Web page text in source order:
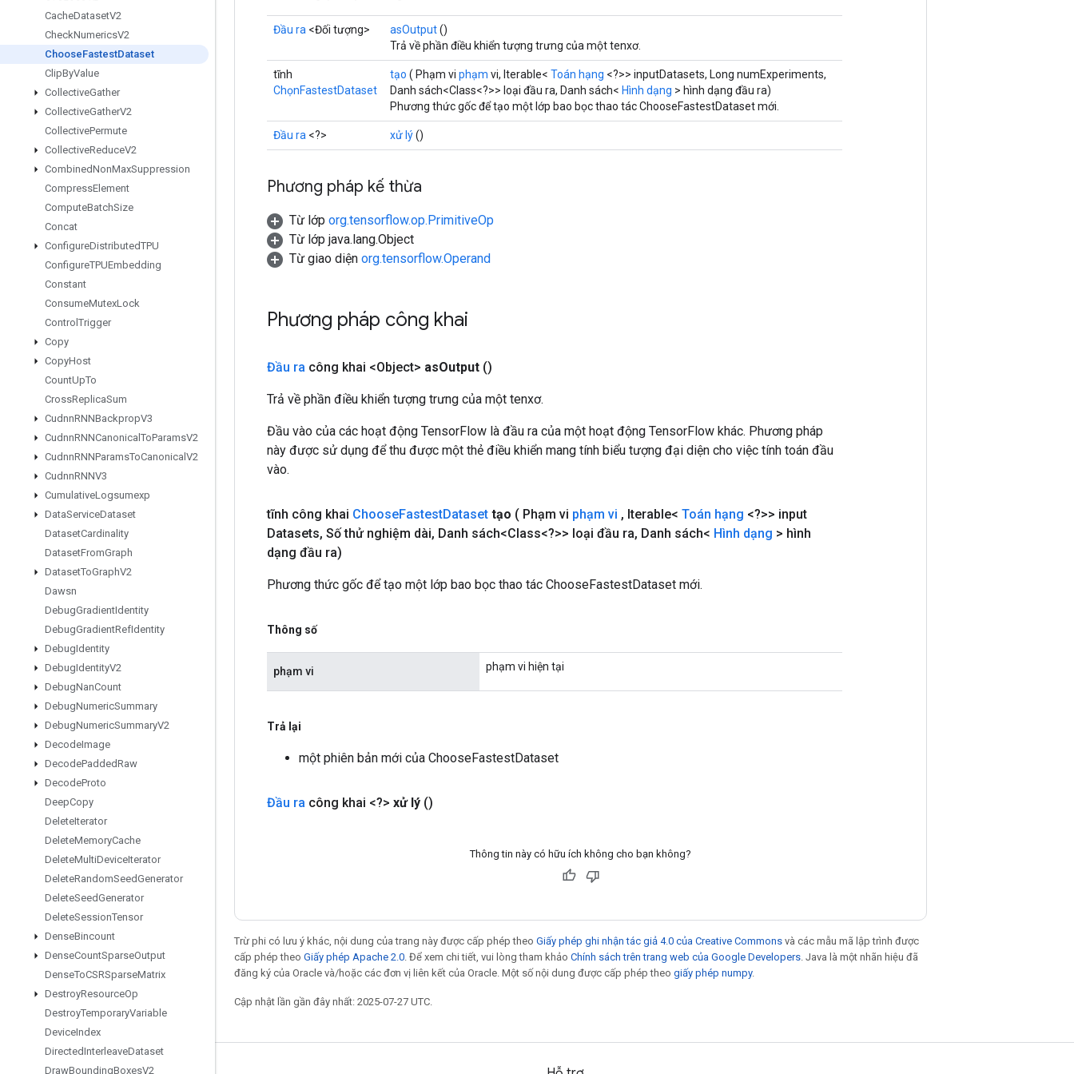
CacheDatasetV2
CheckNumericsV2
ChooseFastestDataset
ClipByValue
CollectiveGather
CollectiveGatherV2
CollectivePermute
CollectiveReduceV2
CombinedNonMaxSuppression
CompressElement
ComputeBatchSize
Concat
ConfigureDistributedTPU
ConfigureTPUEmbedding
Constant
ConsumeMutexLock
Control Trigger
Copy
CopyHost
CountUpTo
CrossReplicaSum
CudnnRNNBackpropV3
CudnnRNNCanonical ToParamsV2
CudnnRNNParamsToCanonical V2
CudnnRNNV3
CumulativeLogsumexp
DataServiceDataset
DatasetCardinality
DatasetFromGraph
DatasetToGraphV2
Dawsn
DebugGradientIdentity
DebugGradientRefIdentity
DebugIdentity
DebugIdentityV2
DebugNanCount
DebugNumericSummary
DebugNumericSummaryV2
DecodeImage
DecodePaddedRaw
DecodeProto
DeepCopy
DeleteIterator
DeleteMemoryCache
DeleteMultiDeviceIterator
DeleteRandomSeedGenerator
DeleteSeedGenerator
DeleteSessionTensor
DenseBincount
DenseCountSparseOutput
DenseToCSRSparseMatrix
DestroyResourceOp
DestroyTemporaryVariable
DeviceIndex
DirectedInterleaveDataset
DrawBoundingBoxesV2
Đầu ra <Đối tượng> asOutput()
Trả về phần điều khiển tượng trưng của một tenxơ.
tĩnh
ChọnFastestDataset
tạo ( Phạm vi phạm vi, Iterable< Toán hạng <?>> inputDatasets, Long numExperiments,
Danh sách<Class<?>> loại đầu ra, Danh sách< Hình dạng > hình dạng đầu ra)
Phương thức gốc để tạo một lớp bao bọc thao tác ChooseFastestDataset mới.
Đầu ra <?> xử lý()
Phương pháp kế thừa
Từ lớp org.tensorflow.op.PrimitiveOp
Từ lớp java.lang.Object
Từ giao diện org.tensorflow.Operand
Phương pháp công khai
Đầu ra công khai <Object> asOutput ()
Trả về phần điều khiển tượng trưng của một tenxơ.
Đầu vào của các hoạt động TensorFlow là đầu ra của một hoạt động TensorFlow khác. Phương pháp
này được sử dụng để thu được một thẻ điều khiển mang tính biểu tượng đại diện cho việc tính toán đầu
vào.
tĩnh công khai ChooseFastestDataset tạo ( Phạm vi phạm vi , Iterable< Toán hạng <?>> input
Datasets, Số thử nghiệm dài, Danh sách<Class<?>> loại đầu ra, Danh sách< Hình dạng > hình
dạng đầu ra)
Phương thức gốc để tạo một lớp bao bọc thao tác ChooseFastestDataset mới.
Thông số
phạm vi phạm vi hiện tại
Trả lại
một phiên bản mới của ChooseFastestDataset
Đầu ra công khai <?> xử lý ()
Thông tin này có hữu ích không cho bạn không?
Trừ phi có lưu ý khác, nội dung của trang này được cấp phép theo Giấy phép ghi nhận tác giả 4.0 của Creative Commons và các mẫu mã lập trình được
cấp phép theo Giấy phép Apache 2.0 . Để xem chi tiết, vui lòng tham khảo Chính sách trên trang web của Google Developers . Java là một nhãn hiệu đã
đăng ký của Oracle và/hoặc các đơn vị liên kết của Oracle. Một số nội dung được cấp phép theo giấy phép numpy.
Cập nhật lần gần đây nhất: 2025-07-27 UTC.